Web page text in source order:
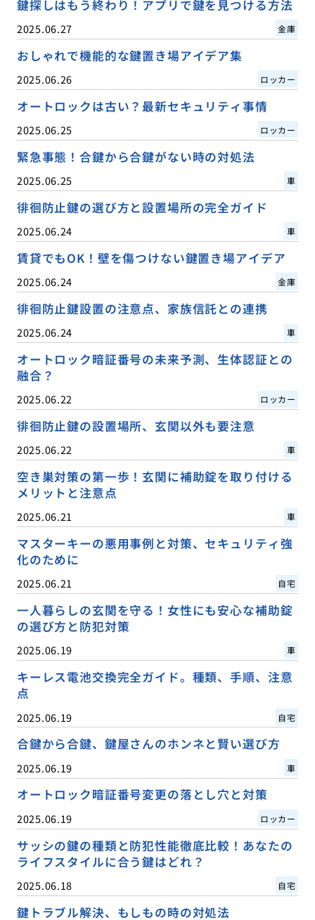
鍵探しはもう終わり！アプリで鍵を見つける方法
2025.06.27 金庫
おしゃれで機能的な鍵置き場アイデア集
2025.06.26 ロッカー
オートロックは古い？最新セキュリティ事情
2025.06.25 ロッカー
緊急事態！合鍵から合鍵がない時の対処法
2025.06.25 車
徘徊防止鍵の選び方と設置場所の完全ガイド
2025.06.24 車
賃貸でもOK！壁を傷つけない鍵置き場アイデア
2025.06.24 金庫
徘徊防止鍵設置の注意点、家族信託との連携
2025.06.24 車
オートロック暗証番号の未来予測、生体認証との
融合？
2025.06.22 ロッカー
徘徊防止鍵の設置場所、玄関以外も要注意
2025.06.22 車
空き巣対策の第一歩！玄関に補助錠を取り付ける
メリットと注意点
2025.06.21 車
マスターキーの悪用事例と対策、セキュリティ強
化のために
2025.06.21 自宅
一人暮らしの玄関を守る！女性にも安心な補助錠
の選び方と防犯対策
2025.06.19 車
キーレス電池交換完全ガイド。種類、手順、注意
点
2025.06.19 自宅
合鍵から合鍵、鍵屋さんのホンネと賢い選び方
2025.06.19 車
オートロック暗証番号変更の落とし穴と対策
2025.06.19 ロッカー
サッシの鍵の種類と防犯性能徹底比較！あなたの
ライフスタイルに合う鍵はどれ？
2025.06.18 自宅
鍵トラブル解決、もしもの時の対処法